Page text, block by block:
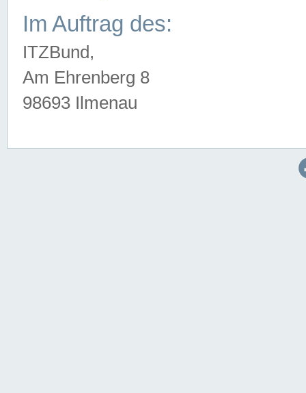
Im Auftrag des:
ITZBund,
Am Ehrenberg 8
98693 Ilmenau